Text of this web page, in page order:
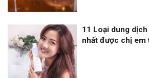
11 Loại dung
nhất được chị em